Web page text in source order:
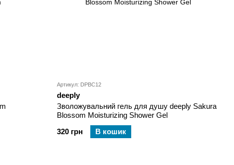
Артикул: DPBC12
deeply
Зволожувальний гель для душу deeply Sakura
Blossom Moisturizing Shower Gel
320 грн
В кошик